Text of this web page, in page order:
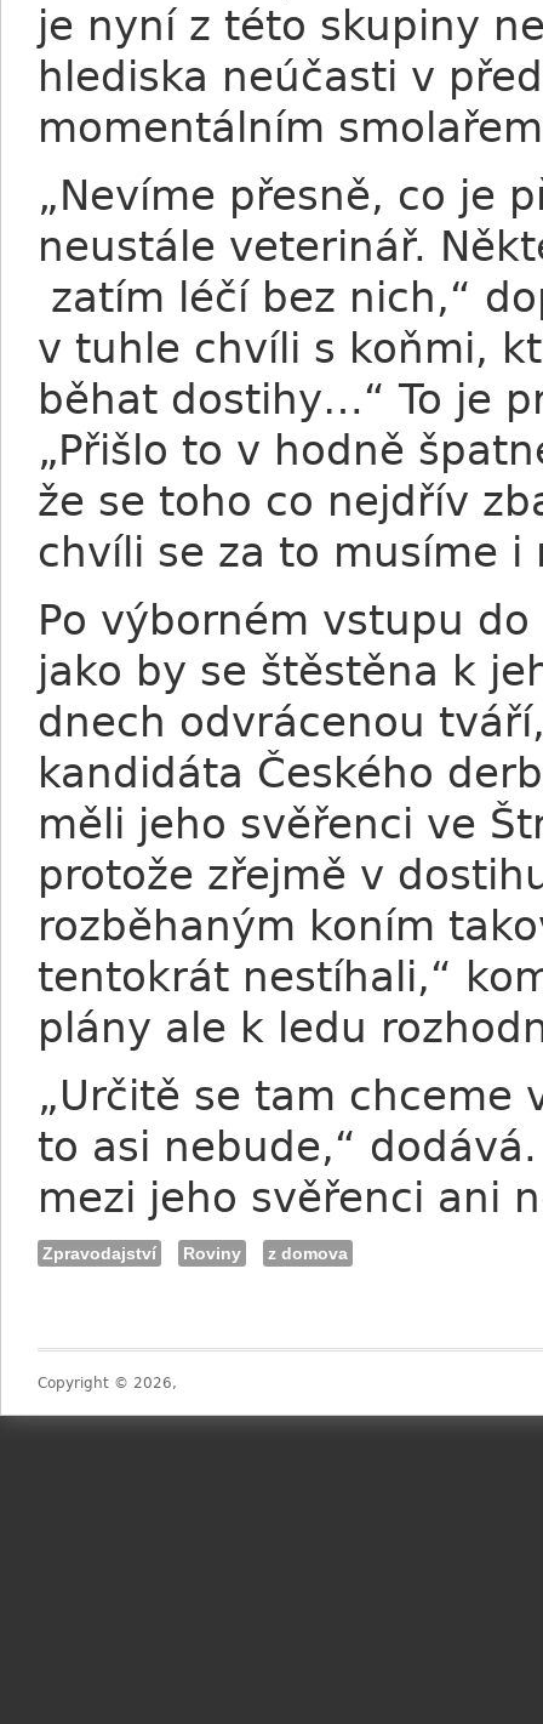
je nyní z této skupiny
hlediska neúčasti v
momentálním
„Nevíme přesně, co je
neustále veterinář.
zatím léčí bez nich,“
v tuhle chvíli s koňmi,
běhat dostihy…“ To je
„Přišlo to v hodně
že se toho co nejdřív
chvíli se za to musíme
Po výborném vstupu
jako by se štěstěna k
dnech odvrácenou
kandidáta Českého
měli jeho svěřenci ve
protože zřejmě v
rozběhaným koním
tentokrát nestíhali,“
plány ale k ledu
„Určitě se tam
to asi nebude,“
mezi jeho svěřenci ani
Zpravodajství Roviny z domova
Copyright © 2026,